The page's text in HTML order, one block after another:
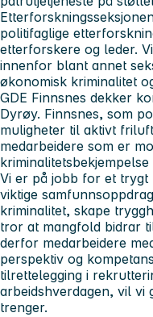
politifaglige
etterforskere og leder.
innenfor blant annet
økonomisk kriminalitet
GDE Finnsnes dekker
Dyrøy. Finnsnes, som
muligheter til aktivt
medarbeidere som er
Vi er på jobb for et trygt
viktige
kriminalitet, skape
tror at mangfold bidrar
derfor medarbeidere
perspektiv og
tilrettelegging i
arbeidshverdagen, vil vi
trenger.